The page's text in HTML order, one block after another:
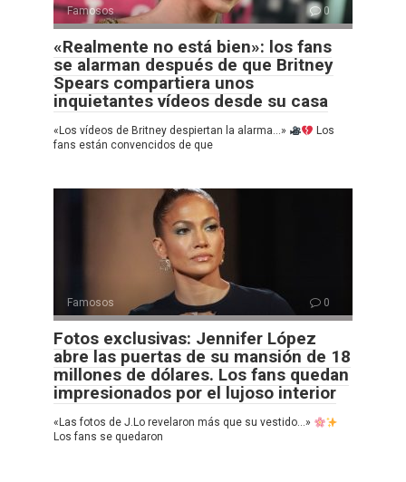
Famosos 0
«Realmente no está bien»: los fans
se alarman después de que Britney
Spears compartiera unos
inquietantes vídeos desde su casa
«Los vídeos de Britney despiertan la alarma…»
Los
fans están convencidos de que
Famosos 0
Fotos exclusivas: Jennifer López
abre las puertas de su mansión de 18
millones de dólares. Los fans quedan
impresionados por el lujoso interior
«Las fotos de J.Lo revelaron más que su vestido…»
Los fans se quedaron